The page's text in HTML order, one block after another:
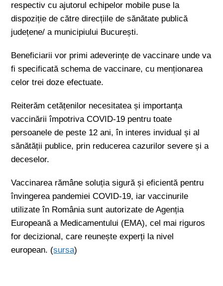
respectiv cu ajutorul echipelor mobile puse la
dispoziție de către direcțiile de sănătate publică
județene/ a municipiului București.
Beneficiarii vor primi adeverințe de vaccinare unde va
fi specificată schema de vaccinare, cu menționarea
celor trei doze efectuate.
Reiterăm cetățenilor necesitatea și importanța
vaccinării împotriva COVID-19 pentru toate
persoanele de peste 12 ani, în interes invidual și al
sănătății publice, prin reducerea cazurilor severe și a
deceselor.
Vaccinarea rămâne soluția sigură și eficientă pentru
învingerea pandemiei COVID-19, iar vaccinurile
utilizate în România sunt autorizate de Agenția
Europeană a Medicamentului (EMA), cel mai riguros
for decizional, care reunește experți la nivel
european. (sursa)